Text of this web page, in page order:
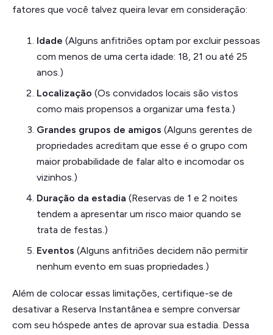
fatores que você talvez queira levar em consideração:
Idade (Alguns anfitriões optam por excluir pessoas
com menos de uma certa idade: 18, 21 ou até 25
anos.)
Localização (Os convidados locais são vistos
como mais propensos a organizar uma festa.)
Grandes grupos de amigos (Alguns gerentes de
propriedades acreditam que esse é o grupo com
maior probabilidade de falar alto e incomodar os
vizinhos.)
Duração da estadia (Reservas de 1 e 2 noites
tendem a apresentar um risco maior quando se
trata de festas.)
Eventos (Alguns anfitriões decidem não permitir
nenhum evento em suas propriedades.)
Além de colocar essas limitações, certifique-se de
desativar a Reserva Instantânea e sempre conversar
com seu hóspede antes de aprovar sua estadia. Dessa